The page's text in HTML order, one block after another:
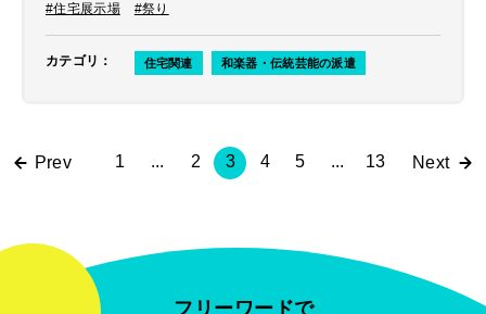
#住宅展示場
#祭り
カテゴリ ： 住宅関連 和楽器・伝統芸能の派遣
Prev 1 ... 2 3 4 5 ... 13 Next
フリーワードで